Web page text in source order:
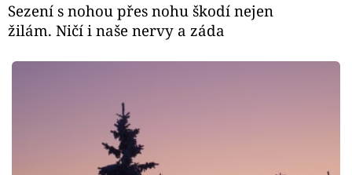
Sezení s nohou přes nohu škodí nejen
žilám. Ničí i naše nervy a záda